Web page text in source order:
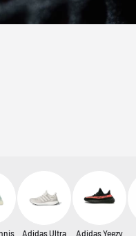
Adidas Ultra
Adidas Yeezy